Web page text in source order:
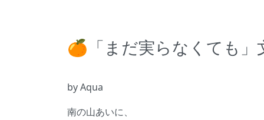
🍊「まだ実らなくても」
by Aqua
南の山あいに、